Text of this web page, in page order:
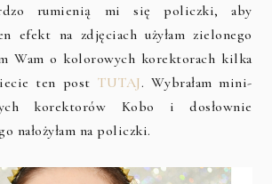
rumienią mi się policzki, aby
efekt na zdjęciach użyłam zielonego
Wam o kolorowych korektorach kilka
ten post TUTAJ. Wybrałam mini-
korektorów Kobo i dosłownie
nałożyłam na policzki.